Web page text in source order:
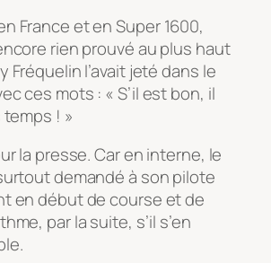
France et en Super 1600,
rien prouvé au plus haut
Fréquelin l’avait jeté dans le
ces mots : « S’il est bon, il
! »
la presse. Car en interne, le
demandé à son pilote
en début de course et de
par la suite, s’il s’en